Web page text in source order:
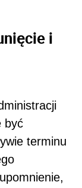
i
być
terminu